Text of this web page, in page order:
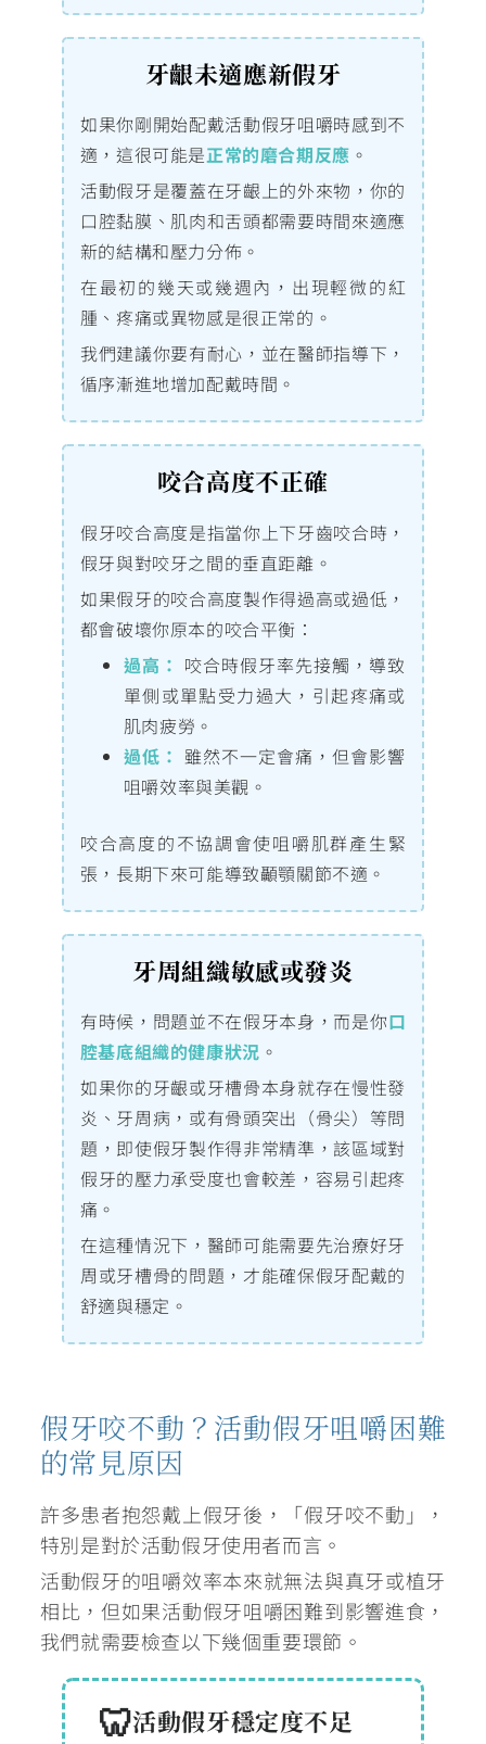
牙齦未適應新假牙
如果你剛開始配戴活動假牙咀嚼時感到不
適，這很可能是正常的磨合期反應 。
活動假牙是覆蓋在牙齦上的外來物，你的
口腔黏膜、肌肉和舌頭都需要時間來適應
新的結構和壓力分佈。
在最初的幾天或幾週內，出現輕微的紅
腫、疼痛或異物感是很正常的。
我們建議你要有耐心，並在醫師指導下，
循序漸進地增加配戴時間。
咬合高度不正確
假牙咬合高度是指當你上下牙齒咬合時，
假牙與對咬牙之間的垂直距離。
如果假牙的咬合高度製作得過高或過低，
都會破壞你原本的咬合平衡：
過高： 咬合時假牙率先接觸，導致
單側或單點受力過大，引起疼痛或
肌肉疲勞。
過低： 雖然不一定會痛，但會影響
咀嚼效率與美觀。
咬合高度的不協調會使咀嚼肌群產生緊
張，長期下來可能導致顳顎關節不適。
牙周組織敏感或發炎
有時候，問題並不在假牙本身，而是你口
腔基底組織的健康狀況 。
如果你的牙齦或牙槽骨本身就存在慢性發
炎、牙周病，或有骨頭突出（骨尖）等問
題，即使假牙製作得非常精準，該區域對
假牙的壓力承受度也會較差，容易引起疼
痛。
在這種情況下，醫師可能需要先治療好牙
周或牙槽骨的問題，才能確保假牙配戴的
舒適與穩定。
假牙咬不動？活動假牙咀嚼困難
的常見原因
許多患者抱怨戴上假牙後，「假牙咬不動」，
特別是對於活動假牙使用者而言。
活動假牙的咀嚼效率本來就無法與真牙或植牙
相比，但如果活動假牙咀嚼困難到影響進食，
我們就需要檢查以下幾個重要環節。
活動假牙穩定度不足